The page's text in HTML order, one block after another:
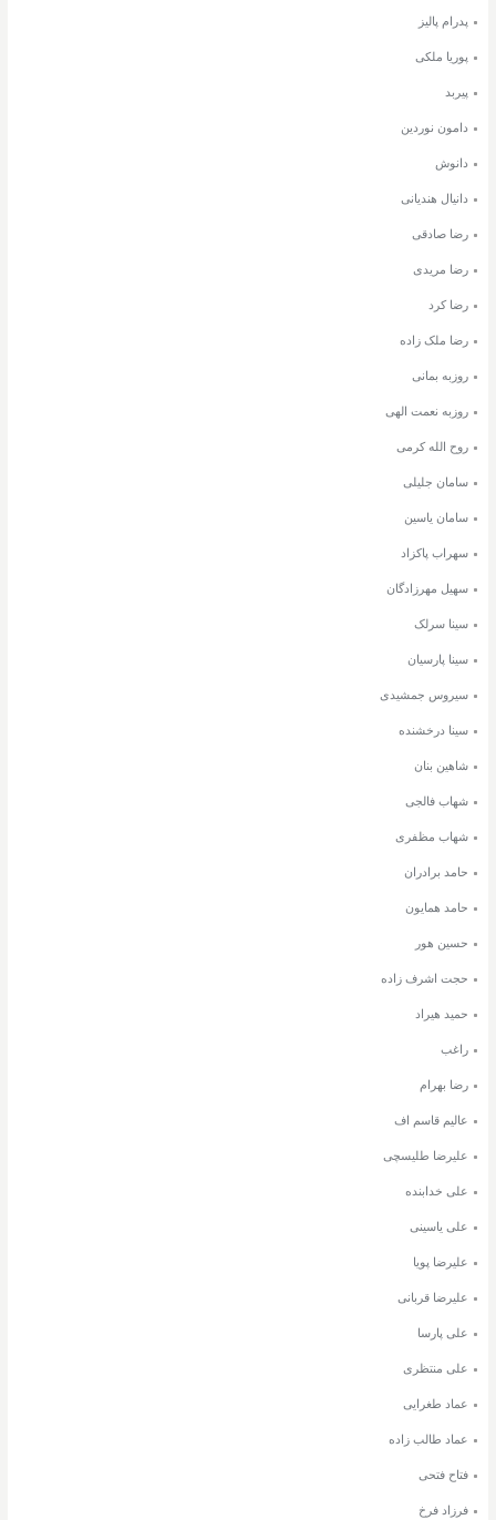
پدرام پالیز
پوریا ملکی
پیربد
دامون نوردین
دانوش
دانیال هندیانی
رضا صادقی
رضا مریدی
رضا کرد
رضا ملک زاده
روزبه بمانی
روزبه نعمت الهی
روح الله کرمی
سامان جلیلی
سامان یاسین
سهراب پاکزاد
سهیل مهرزادگان
سینا سرلک
سینا پارسیان
سیروس جمشیدی
سینا درخشنده
شاهین بنان
شهاب فالجی
شهاب مظفری
حامد برادران
حامد همایون
حسین هور
حجت اشرف زاده
حمید هیراد
راغب
رضا بهرام
عالیم قاسم اف
علیرضا طلیسچی
علی خدابنده
علی یاسینی
علیرضا پویا
علیرضا قربانی
علی پارسا
علی منتظری
عماد طغرایی
عماد طالب زاده
فتاح فتحی
فرزاد فرخ